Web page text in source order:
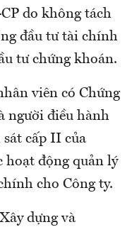
do không tách
đầu tư tài chính
tư chứng khoán.
viên có Chứng
người điều hành
cấp II của
hoạt động quản lý
cho Công ty.
dựng và